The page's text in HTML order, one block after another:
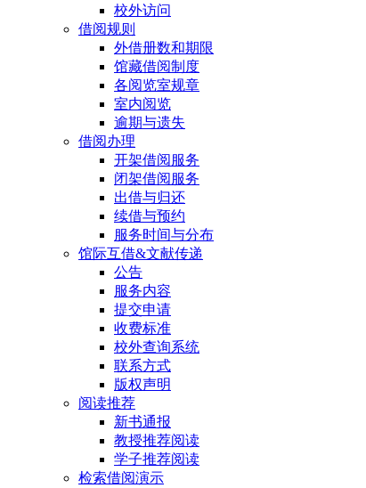
校外访问
借阅规则
外借册数和期限
馆藏借阅制度
各阅览室规章
室内阅览
逾期与遗失
借阅办理
开架借阅服务
闭架借阅服务
出借与归还
续借与预约
服务时间与分布
馆际互借&文献传递
公告
服务内容
提交申请
收费标准
校外查询系统
联系方式
版权声明
阅读推荐
新书通报
教授推荐阅读
学子推荐阅读
检索借阅演示